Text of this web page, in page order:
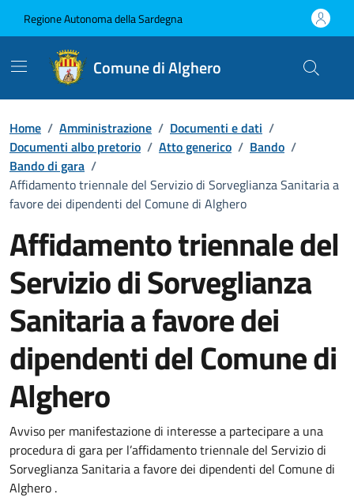
Regione Autonoma della Sardegna
Comune di Alghero
Home / Amministrazione / Documenti e dati /
Documenti albo pretorio / Atto generico / Bando /
Bando di gara /
Affidamento triennale del Servizio di Sorveglianza Sanitaria a
favore dei dipendenti del Comune di Alghero
Affidamento triennale del
Servizio di Sorveglianza
Sanitaria a favore dei
dipendenti del Comune di
Alghero
Dettaglio del documento
Avviso per manifestazione di interesse a partecipare a una
procedura di gara per l’affidamento triennale del Servizio di
Sorveglianza Sanitaria a favore dei dipendenti del Comune di
Alghero .